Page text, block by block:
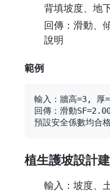
背填坡度、地
回傳：滑動、
說明
範例
輸入：牆高=3, 厚
回傳：滑動
植生護坡設計
輸入：坡度、